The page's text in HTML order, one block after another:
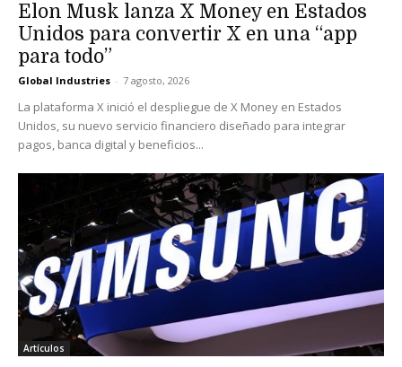
Elon Musk lanza X Money en Estados
Unidos para convertir X en una “app
para todo”
Global Industries - 7 agosto, 2026
La plataforma X inició el despliegue de X Money en Estados
Unidos, su nuevo servicio financiero diseñado para integrar
pagos, banca digital y beneficios...
Artículos